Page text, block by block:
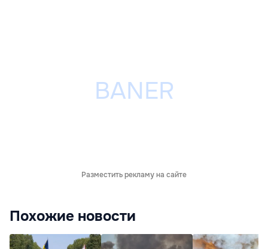
Разместить рекламу на сайте
Похожие новости